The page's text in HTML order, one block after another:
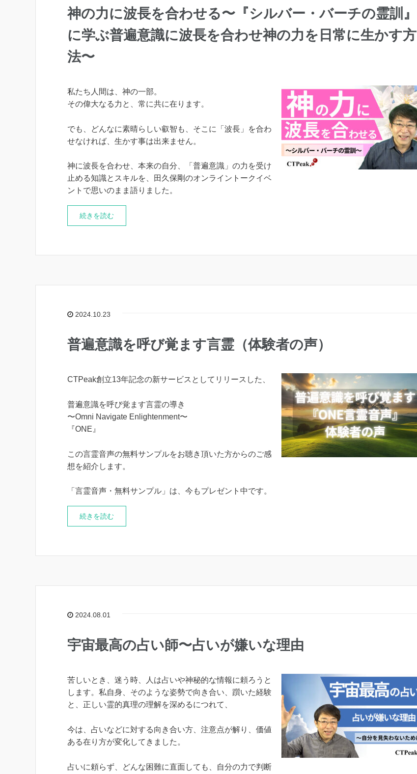
神の力に波長を合わせる〜『シルバー・バーチの霊訓』
に学ぶ普遍意識に波長を合わせ神の力を日常に生かす方
法〜
私たち人間は、神の一部。
その偉大なる力と、常に共に在ります。
でも、どんなに素晴らしい叡智も、そこに「波長」を合わ
せなければ、生かす事は出来ません。
神に波長を合わせ、本来の自分、「普遍意識」の力を受け
止める知識とスキルを、田久保剛のオンライントークイベ
ントで思いのまま語りました。
続きを読む
2024.10.23
普遍意識を呼び覚ます言霊（体験者の声）
CTPeak創立13年記念の新サービスとしてリリースした、
普遍意識を呼び覚ます言霊の導き
〜Omni Navigate Enlightenment〜
『ONE』
この言霊音声の無料サンプルをお聴き頂いた方からのご感
想を紹介します。
「言霊音声・無料サンプル」は、今もプレゼント中です。
続きを読む
2024.08.01
宇宙最高の占い師〜占いが嫌いな理由
苦しいとき、迷う時、人は占いや神秘的な情報に頼ろうと
します。私自身、そのような姿勢で向き合い、躓いた経験
と、正しい霊的真理の理解を深めるにつれて、
今は、占いなどに対する向き合い方、注意点が解り、価値
ある在り方が変化してきました。
占いに頼らず、どんな困難に直面しても、自分の力で判断